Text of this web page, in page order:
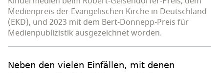
Medienpreis der Evangelischen Kirche in Deutschland
(EKD), und 2023 mit dem Bert-Donnepp-Preis für
Medienpublizistik ausgezeichnet worden.
Neben den vielen Einfällen, mit denen